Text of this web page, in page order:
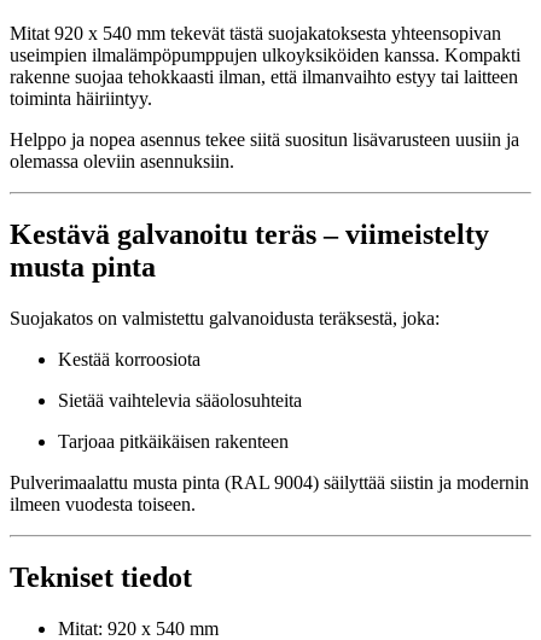
Mitat 920 x 540 mm tekevät tästä suojakatoksesta yhteensopivan
useimpien ilmalämpöpumppujen ulkoyksiköiden kanssa. Kompakti
rakenne suojaa tehokkaasti ilman, että ilmanvaihto estyy tai laitteen
toiminta häiriintyy.
Helppo ja nopea asennus tekee siitä suositun lisävarusteen uusiin ja
olemassa oleviin asennuksiin.
Kestävä galvanoitu teräs – viimeistelty
musta pinta
Suojakatos on valmistettu galvanoidusta teräksestä, joka:
Kestää korroosiota
Sietää vaihtelevia sääolosuhteita
Tarjoaa pitkäikäisen rakenteen
Pulverimaalattu musta pinta (RAL 9004) säilyttää siistin ja modernin
ilmeen vuodesta toiseen.
Tekniset tiedot
Mitat: 920 x 540 mm